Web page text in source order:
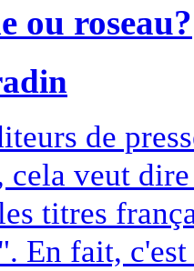
ou roseau?
de
cela veut
titres
En fait,